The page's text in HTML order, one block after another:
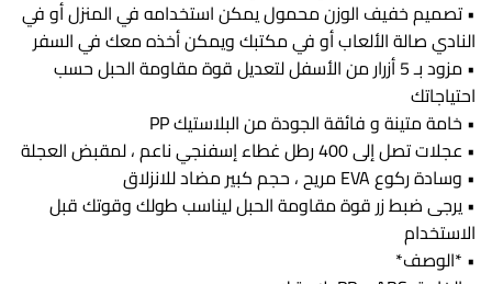
• تصميم خفيف الوزن محمول يمكن استخدامه في المنزل أو في
النادي صالة الألعاب أو في مكتبك ويمكن أخذه معك في السفر
• مزود بـ 5 أزرار من الأسفل لتعديل قوة مقاومة الحبل حسب
احتياجاتك
• خامة متينة و فائقة الجودة من البلاستيك PP
• عجلات تصل إلى 400 رطل غطاء إسفنجي ناعم ، لمقبض العجلة
• وسادة ركوع EVA مريح ، حجم كبير مضاد للانزلاق
• يرجى ضبط زر قوة مقاومة الحبل ليناسب طولك وقوتك قبل
الاستخدام
• *الوصف*